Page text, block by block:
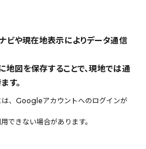
ビや現在地表示によりデータ通信
図を保存することで、現地では通
す。
、Googleアカウントへのログインが
できない場合があります。